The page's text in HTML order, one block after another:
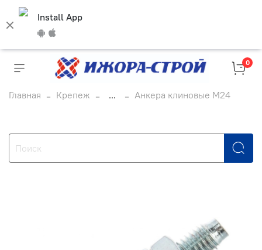
Install App
0
Главная Крепеж ... Анкера клиновые М24